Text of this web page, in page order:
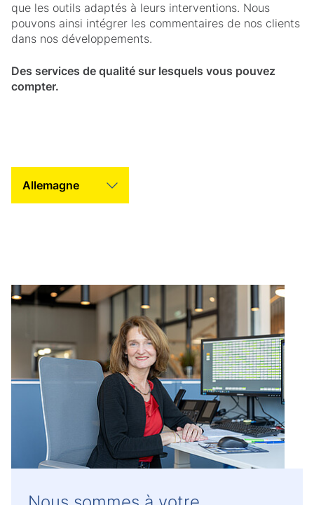
que les outils adaptés à leurs interventions. Nous
pouvons ainsi intégrer les commentaires de nos clients
dans nos développements.
Des services de qualité sur lesquels vous pouvez
compter.